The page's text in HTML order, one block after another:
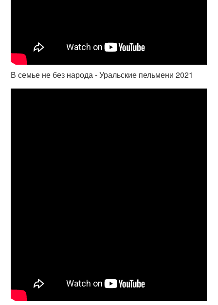
В семье не без народа - Уральские пельмени 2021